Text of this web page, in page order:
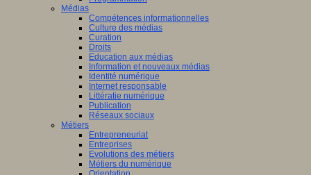
Médias
Compétences informationnelles
Culture des médias
Curation
Droits
Education aux médias
Information et nouveaux médias
Identité numérique
Internet responsable
Littératie numérique
Publication
Réseaux sociaux
Métiers
Entrepreneuriat
Entreprises
Evolutions des métiers
Métiers du numérique